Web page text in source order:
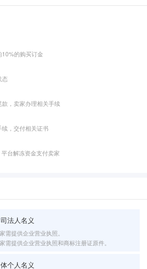
的购买订金
态
，卖家办理相关手续
，交付相关证书
台解冻资金支付卖家
法人名义
需提供企业营业执照。
需提供企业营业执照和商标注册证原件。
个人名义